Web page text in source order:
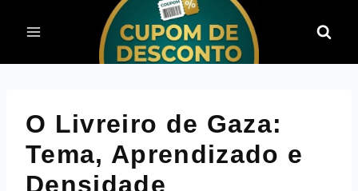
para
o
O Livreiro de Gaza:
Tema, Aprendizado e
Densidade